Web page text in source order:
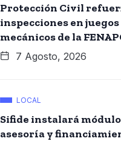
Protección Civil
inspecciones en juegos
mecánicos de la
7 Agosto, 2026
LOCAL
Sifide instalará
asesoría y